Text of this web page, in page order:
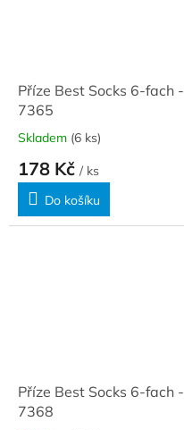
Příze Best Socks 6-fach -
7365
Skladem (6 ks)
178 Kč / ks
Do košíku
Příze Best Socks 6-fach -
7368